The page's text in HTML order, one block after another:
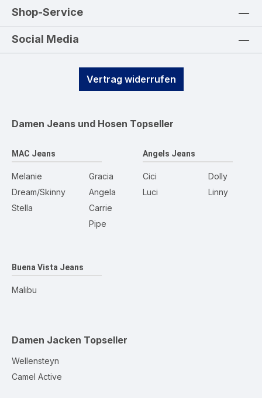
Shop-Service
Social Media
Vertrag widerrufen
Damen Jeans und Hosen Topseller
MAC Jeans
Melanie
Dream/Skinny
Stella
Gracia
Angela
Carrie
Pipe
Angels Jeans
Cici
Luci
Dolly
Linny
Buena Vista Jeans
Malibu
Damen Jacken Topseller
Wellensteyn
Camel Active